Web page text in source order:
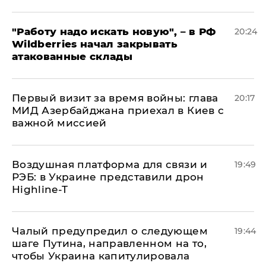
"Работу надо искать новую", – в РФ
Wildberries начал закрывать
атакованные склады
20:24
Первый визит за время войны: глава
МИД Азербайджана приехал в Киев с
важной миссией
20:17
Воздушная платформа для связи и
РЭБ: в Украине представили дрон
Highline-T
19:49
Чалый предупредил о следующем
шаге Путина, направленном на то,
чтобы Украина капитулировала
19:44